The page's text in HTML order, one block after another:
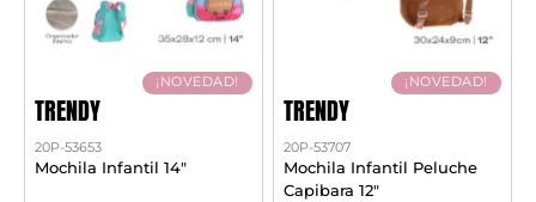
¡NOVEDAD!
TRENDY
20P-53653
Mochila Infantil 14"
¡NOVEDAD!
TRENDY
20P-53707
Mochila Infantil Peluche
Capibara 12"